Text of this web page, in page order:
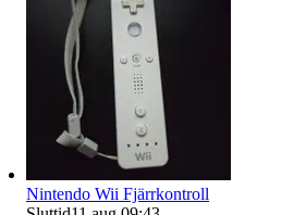
Nintendo Wii Fjärrkontroll